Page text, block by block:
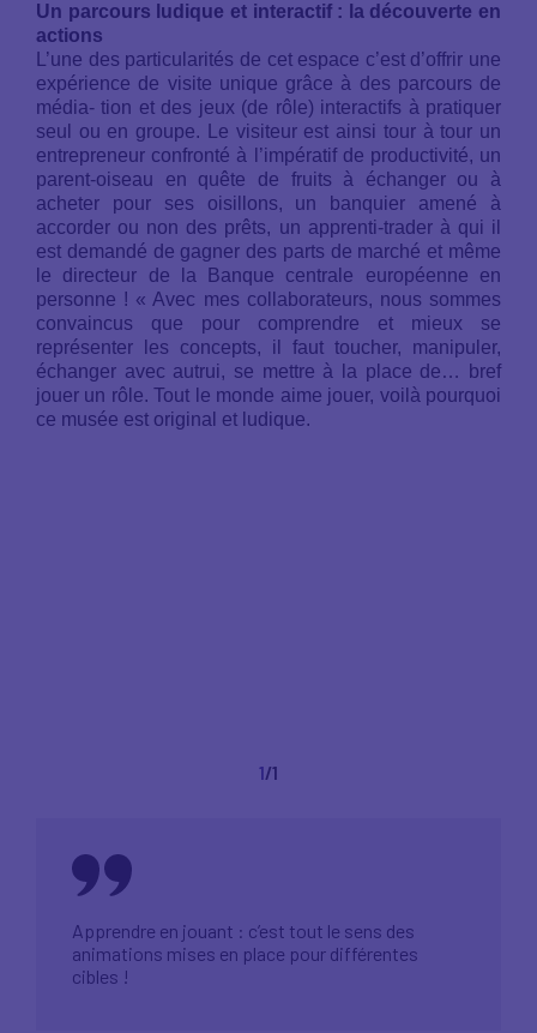
Un parcours ludique et interactif : la découverte en
actions
L’une des particularités de cet espace c’est d’offrir une
expérience de visite unique grâce à des parcours de
média- tion et des jeux (de rôle) interactifs à pratiquer
seul ou en groupe. Le visiteur est ainsi tour à tour un
entrepreneur confronté à l’impératif de productivité, un
parent-oiseau en quête de fruits à échanger ou à
acheter pour ses oisillons, un banquier amené à
accorder ou non des prêts, un apprenti-trader à qui il
est demandé de gagner des parts de marché et même
le directeur de la Banque centrale européenne en
personne ! « Avec mes collaborateurs, nous sommes
convaincus que pour comprendre et mieux se
représenter les concepts, il faut toucher, manipuler,
échanger avec autrui, se mettre à la place de… bref
jouer un rôle. Tout le monde aime jouer, voilà pourquoi
ce musée est original et ludique.
1/1
Apprendre en jouant : c’est tout le sens des
animations mises en place pour différentes
cibles !